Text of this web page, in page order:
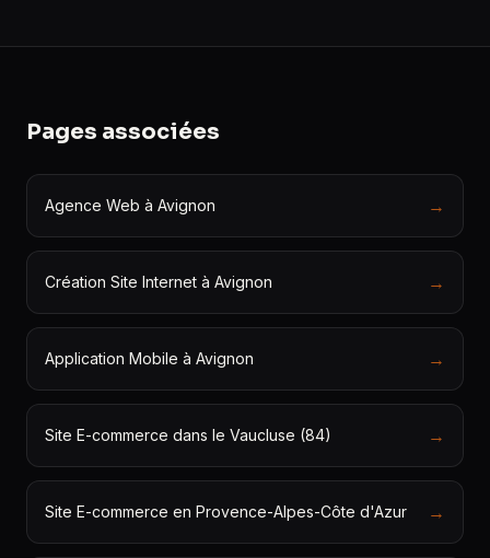
Pages associées
Agence Web à Avignon →
Création Site Internet à Avignon →
Application Mobile à Avignon →
Site E-commerce dans le Vaucluse (84) →
Site E-commerce en Provence-Alpes-Côte d'Azur →